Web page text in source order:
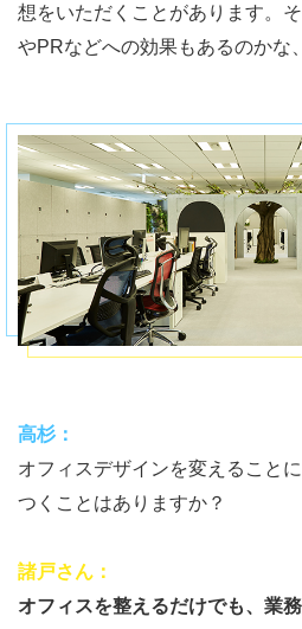
想をいただくことがあります。
やPRなどへの効果もあるのかな
高杉：
オフィスデザインを変えること
つくことはありますか？
諸戸さん：
オフィスを整えるだけでも、業